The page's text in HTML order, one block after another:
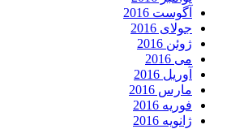
آگوست 2016
جولای 2016
ژوئن 2016
می 2016
آوریل 2016
مارس 2016
فوریه 2016
ژانویه 2016